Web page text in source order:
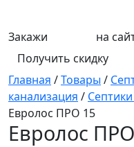
Закажи
на
Получить скидку
Главная /Товары /
канализация /
Евролос ПРО 15
Евролос